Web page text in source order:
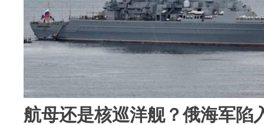
航母还是核巡洋舰？俄海军陷